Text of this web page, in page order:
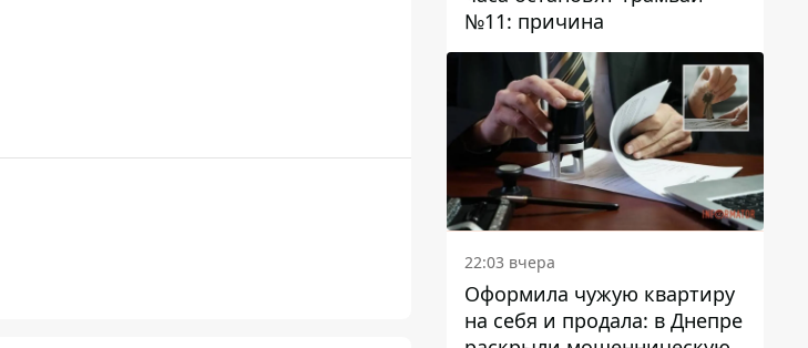
№11: причина
22:03 вчера
Оформила чужую квартиру
на себя и продала: в Днепре